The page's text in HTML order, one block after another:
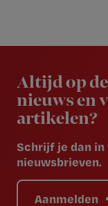
Altijd op
nieuws en
artikelen?
Schrijf je dan in
nieuwsbrieven.
Aanmelden